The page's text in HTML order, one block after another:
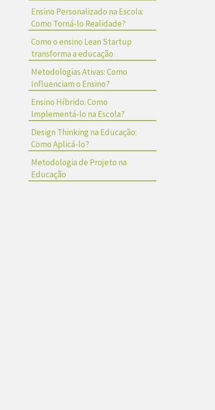
Ensino Personalizado na Escola:
Como Torná-lo Realidade?
Como o ensino Lean Startup
transforma a educação
Metodologias Ativas: Como
Influenciam o Ensino?
Ensino Híbrido: Como
Implementá-lo na Escola?
Design Thinking na Educação:
Como Aplicá-lo?
Metodologia de Projeto na
Educação